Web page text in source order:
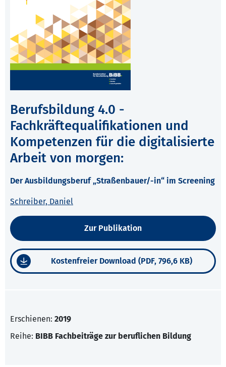
Berufsbildung 4.0 -
Fachkräftequalifikationen und
Kompetenzen für die digitalisierte
Arbeit von morgen:
Der Ausbildungsberuf „Straßenbauer/-in“ im Screening
Schreiber, Daniel
Zur Publikation
Kostenfreier Download (PDF, 796,6 KB)
Erschienen: 2019
Reihe: BIBB Fachbeiträge zur beruflichen Bildung